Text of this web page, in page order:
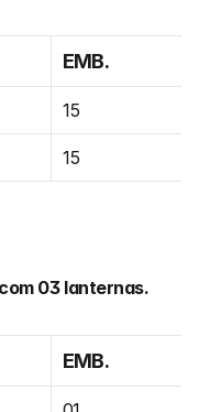
EMB.
15
15
03 lanternas.
EMB.